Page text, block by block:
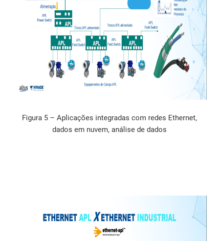
Figura 5 – Aplicações integradas com redes Ethernet,
dados em nuvem, análise de dados